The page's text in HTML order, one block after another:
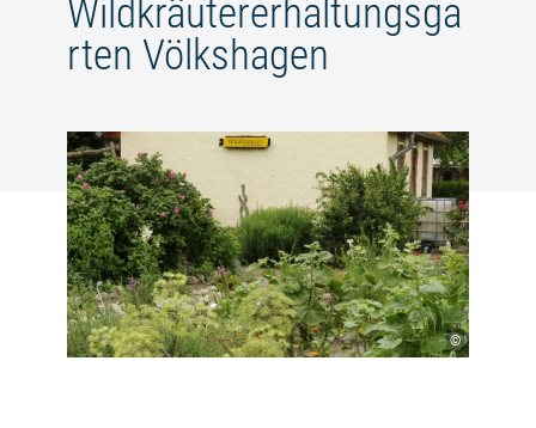
Wildkräutererhaltungsga
rten Völkshagen
©